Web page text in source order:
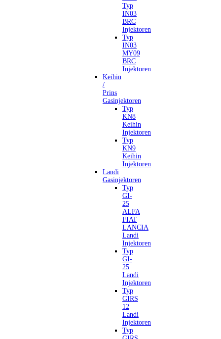
Typ
IN03
BRC
Injektoren
Typ
IN03
MY09
BRC
Injektoren
Keihin
/
Prins
Gasinjektoren
Typ
KN8
Keihin
Injektoren
Typ
KN9
Keihin
Injektoren
Landi
Gasinjektoren
Typ
GI-
25
ALFA
FIAT
LANCIA
Landi
Injektoren
Typ
GI-
25
Landi
Injektoren
Typ
GIRS
12
Landi
Injektoren
Typ